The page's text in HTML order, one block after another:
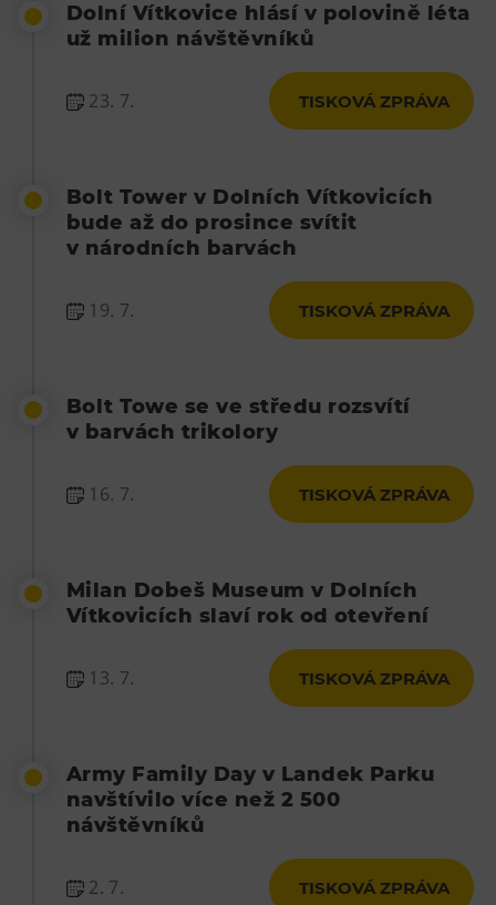
Dolní Vítkovice hlásí v polovině léta
už milion návštěvníků
23. 7. TISKOVÁ ZPRÁVA
Bolt Tower v Dolních Vítkovicích
bude až do prosince svítit
v národních barvách
19. 7. TISKOVÁ ZPRÁVA
Bolt Towe se ve středu rozsvítí
v barvách trikolory
16. 7. TISKOVÁ ZPRÁVA
Milan Dobeš Museum v Dolních
Vítkovicích slaví rok od otevření
13. 7. TISKOVÁ ZPRÁVA
Army Family Day v Landek Parku
navštívilo více než 2 500
návštěvníků
2. 7. TISKOVÁ ZPRÁVA